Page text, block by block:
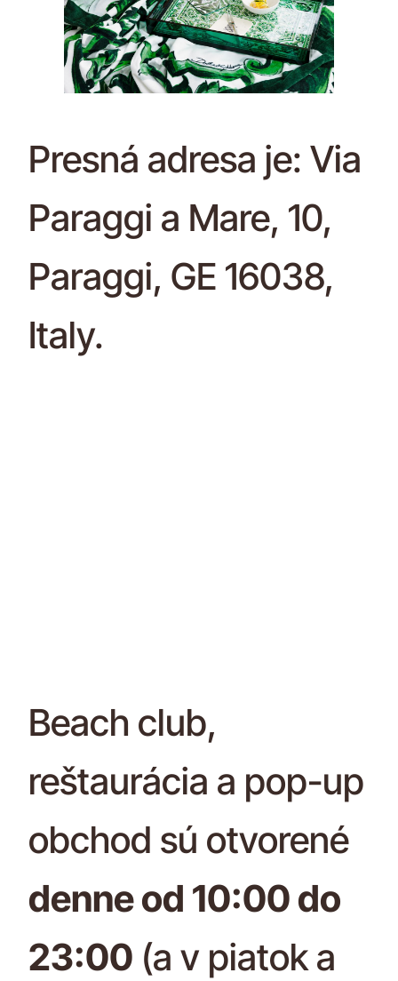
Presná adresa je: Via
Paraggi a Mare, 10,
Paraggi, GE 16038,
Italy.
Beach club,
reštaurácia a pop-up
obchod sú otvorené
denne od 10:00 do
23:00 (a v piatok a